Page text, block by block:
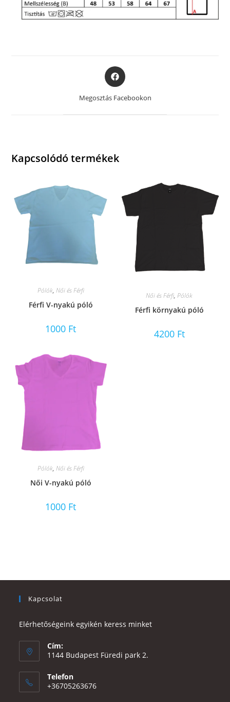
Opens
in
a
Megosztás Facebookon
Kapcsolódó termékek
Pólók, Női és Férfi
Férfi V-nyakú póló
1000 Ft
Női és Férfi,Pólók
Férfi környakú póló
4200 Ft
Pólók, Női és Férfi
Női V-nyakú póló
1000 Ft
Kapcsolat
Elérhetőségeink egyikén keress minket
Cím:
1144 Budapest Füredi park 2.
Telefon
+36705263676